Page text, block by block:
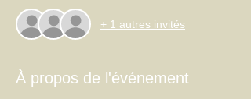
+ 1 autres invités
À propos de l'événement